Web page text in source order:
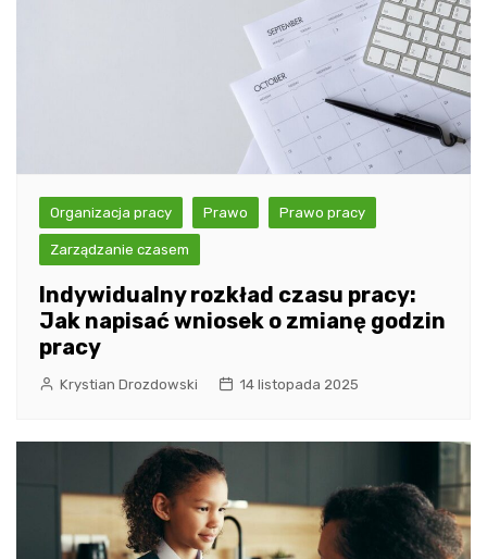
Organizacja pracy Prawo Prawo pracy
Zarządzanie czasem
Indywidualny rozkład czasu pracy:
Jak napisać wniosek o zmianę godzin
pracy
Krystian Drozdowski 14 listopada 2025